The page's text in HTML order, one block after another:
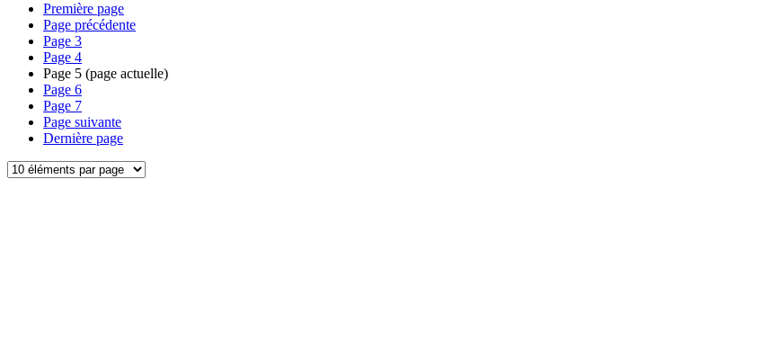
Première page
Page précédente
Page 3
Page 4
Page 5 (page actuelle)
Page 6
Page 7
Page suivante
Dernière page